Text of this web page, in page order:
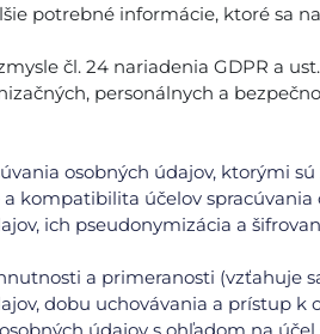
potrebné informácie, ktoré sa
čl. 24 nariadenia GDPR a
personálnych a
osobných údajov, ktorými
kompatibilita účelov
ich pseudonymizácia a
a primeranosti (vzťahuje
dobu uchovávania a prístup